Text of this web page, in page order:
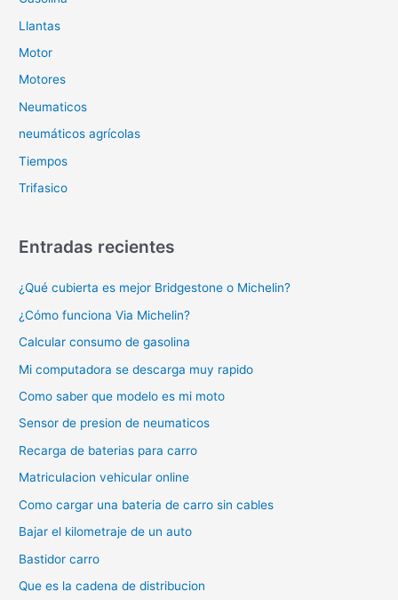
Llantas
Motor
Motores
Neumaticos
neumáticos agrícolas
Tiempos
Trifasico
Entradas recientes
¿Qué cubierta es mejor Bridgestone o Michelin?
¿Cómo funciona Via Michelin?
Calcular consumo de gasolina
Mi computadora se descarga muy rapido
Como saber que modelo es mi moto
Sensor de presion de neumaticos
Recarga de baterias para carro
Matriculacion vehicular online
Como cargar una bateria de carro sin cables
Bajar el kilometraje de un auto
Bastidor carro
Que es la cadena de distribucion